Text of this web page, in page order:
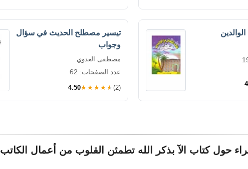
تيسير مصطلح الحديث في سؤال
وجواب
مصطفى العدوي
عدد الصفحات: 62
4.50★★★★★ (2)
حول كتاب الآ بذكر الله تطمئن القلوب من أعمال الكاتب